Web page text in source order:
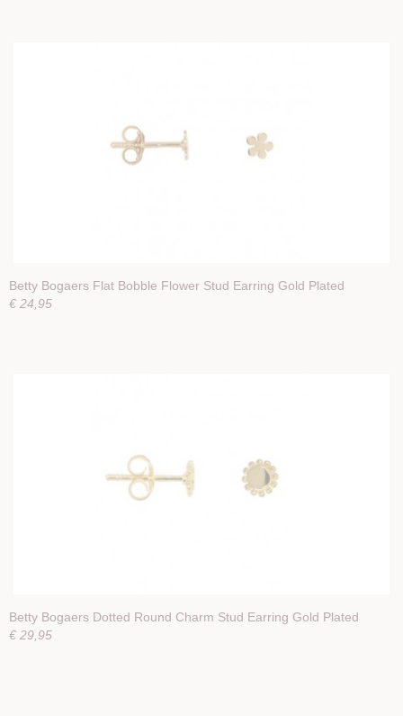
Betty Bogaers Flat Bobble Flower Stud Earring Gold Plated
€ 24,95
Betty Bogaers Dotted Round Charm Stud Earring Gold Plated
€ 29,95